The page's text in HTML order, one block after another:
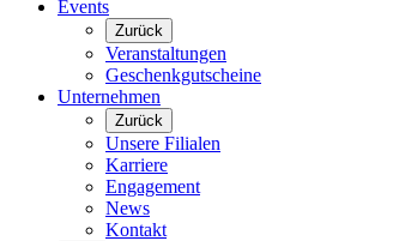
Events
Zurück
Veranstaltungen
Geschenkgutscheine
Unternehmen
Zurück
Unsere Filialen
Karriere
Engagement
News
Kontakt